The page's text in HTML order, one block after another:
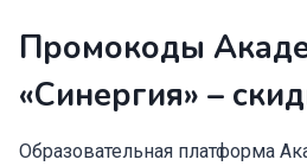
Промокоды
«Синергия» –
Образовательная платформа